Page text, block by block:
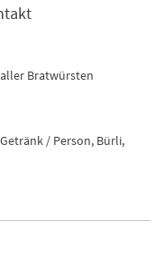
Bratwürsten
/ Person, Bürli,